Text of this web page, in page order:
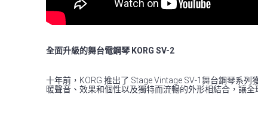
全面升級的舞台電鋼琴 KORG SV-2
十年前，KORG 推出了 Stage Vintage SV-1舞台鋼琴系
暖聲音、效果和個性以及獨特而流暢的外形相結合，讓